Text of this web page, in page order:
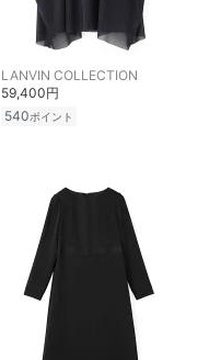
LANVIN COLLECTION
59,400円
540ポイント